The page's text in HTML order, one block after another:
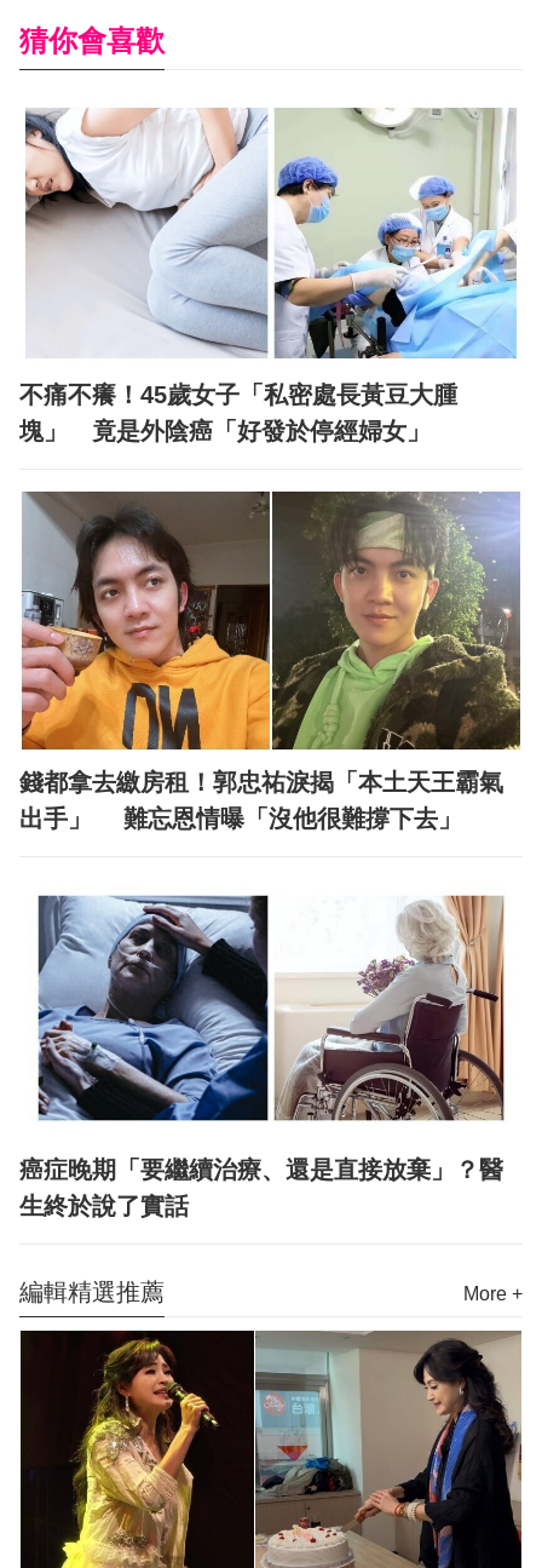
猜你會喜歡
不痛不癢！45歲女子「私密處長黃豆大腫
塊」 竟是外陰癌「好發於停經婦女」
錢都拿去繳房租！郭忠祐淚揭「本土天王霸氣
出手」 難忘恩情曝「沒他很難撐下去」
癌症晚期「要繼續治療、還是直接放棄」？醫
生終於說了實話
編輯精選推薦 More +